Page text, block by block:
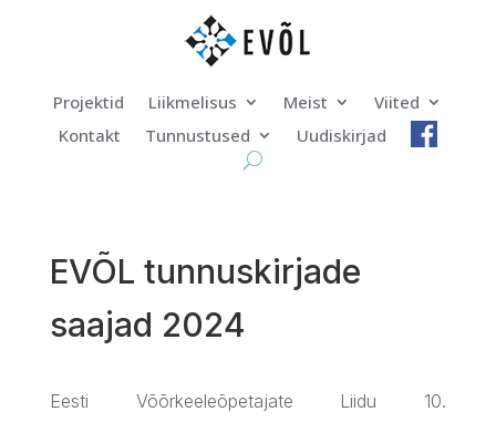
Projektid Liikmelisus Meist
Viited
Kontakt
Tunnustused Uudiskirjad
EVÕL tunnuskirjade
saajad 2024
Eesti Võõrkeeleõpetajate Liidu 10.